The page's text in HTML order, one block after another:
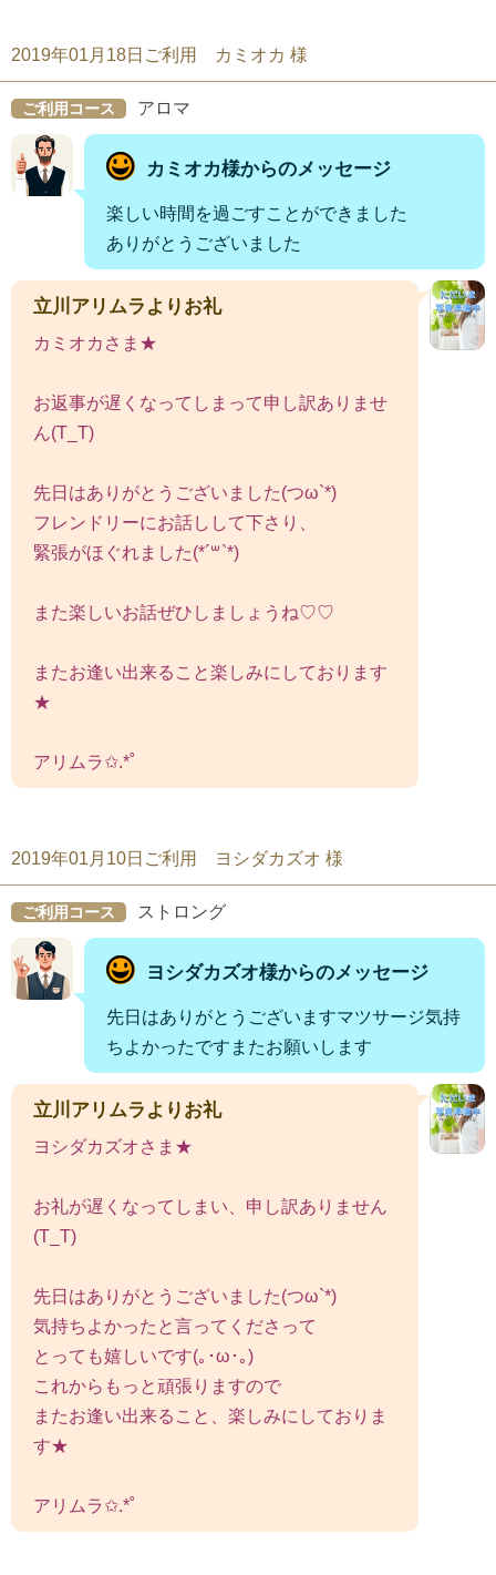
2019年01月18日ご利用 カミオカ 様
ご利用コース アロマ
カミオカ様からのメッセージ
楽しい時間を過ごすことができました
ありがとうございました
立川アリムラよりお礼
カミオカさま★
お返事が遅くなってしまって申し訳ありませ
ん(T_T)
先日はありがとうございました(つω`*)
フレンドリーにお話しして下さり、
緊張がほぐれました‪(*´꒳​`*)
また楽しいお話ぜひしましょうね♡♡
またお逢い出来ること楽しみにしております
★
アリムラ✩.*˚
2019年01月10日ご利用 ヨシダカズオ 様
ご利用コース ストロング
ヨシダカズオ様からのメッセージ
先日はありがとうございますマツサージ気持
ちよかったですまたお願いします
立川アリムラよりお礼
ヨシダカズオさま★
お礼が遅くなってしまい、申し訳ありません
(T_T)
先日はありがとうございました(つω`*)
気持ちよかったと言ってくださって
とっても嬉しいです(｡･ω･｡)
これからもっと頑張りますので
またお逢い出来ること、楽しみにしておりま
す★
アリムラ✩.*˚